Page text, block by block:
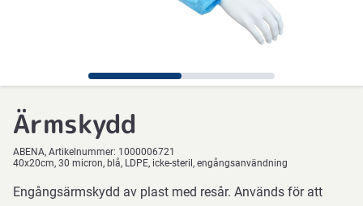
Ärmskydd
ABENA Artikelnummer: 1000006721
40x20cm, 30 micron, blå, LDPE, icke-steril, engångsanvändning
Engångsärmskydd av plast med resår. Används för att